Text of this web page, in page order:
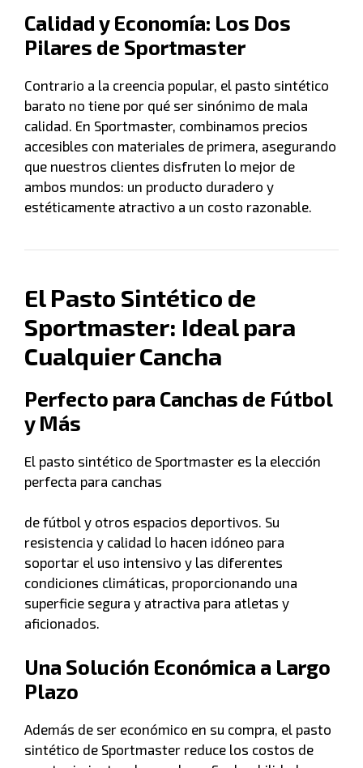
Calidad y Economía: Los Dos
Pilares de Sportmaster
Contrario a la creencia popular, el pasto sintético
barato no tiene por qué ser sinónimo de mala
calidad. En Sportmaster, combinamos precios
accesibles con materiales de primera, asegurando
que nuestros clientes disfruten lo mejor de
ambos mundos: un producto duradero y
estéticamente atractivo a un costo razonable.
El Pasto Sintético de
Sportmaster: Ideal para
Cualquier Cancha
Perfecto para Canchas de Fútbol
y Más
El pasto sintético de Sportmaster es la elección
perfecta para canchas
de fútbol y otros espacios deportivos. Su
resistencia y calidad lo hacen idóneo para
soportar el uso intensivo y las diferentes
condiciones climáticas, proporcionando una
superficie segura y atractiva para atletas y
aficionados.
Una Solución Económica a Largo
Plazo
Además de ser económico en su compra, el pasto
sintético de Sportmaster reduce los costos de